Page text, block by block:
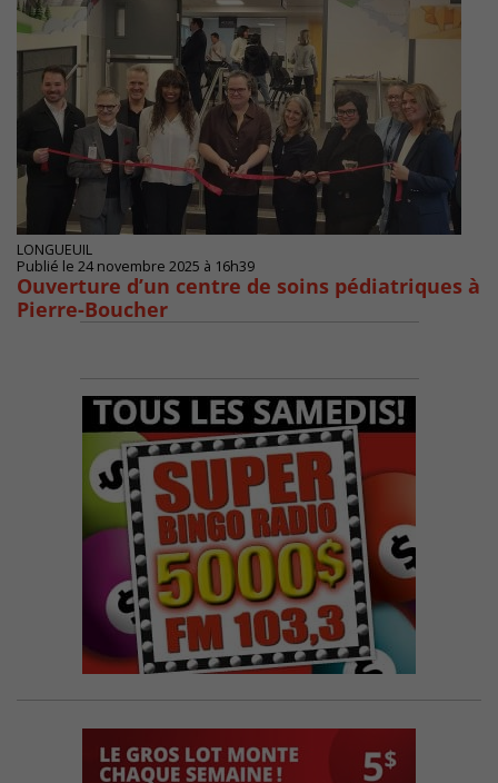
LONGUEUIL
Publié le 24 novembre 2025 à 16h39
Ouverture d’un centre de soins pédiatriques à
Pierre-Boucher